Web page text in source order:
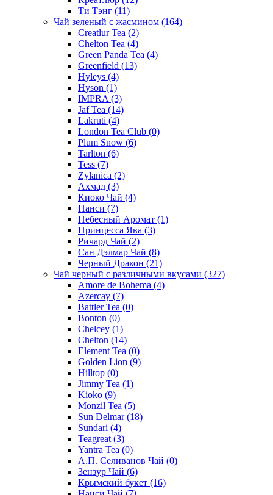
Ти Тэнг (11)
Чай зеленый с жасмином (164)
Creatlur Tea (2)
Chelton Tea (4)
Green Panda Tea (4)
Greenfield (13)
Hyleys (4)
Hyson (1)
IMPRA (3)
Jaf Tea (14)
Lakruti (4)
London Tea Club (0)
Plum Snow (6)
Tarlton (6)
Tess (7)
Zylanica (2)
Ахмад (3)
Киоко Чай (4)
Нанси (7)
Небесный Аромат (1)
Принцесса Ява (3)
Ричард Чай (2)
Сан Дэлмар Чай (8)
Черный Дракон (21)
Чай черный с различными вкусами (327)
Amore de Bohema (4)
Azercay (7)
Battler Tea (0)
Bonton (0)
Chelcey (1)
Chelton (14)
Element Tea (0)
Golden Lion (9)
Hilltop (0)
Jimmy Tea (1)
Kioko (9)
Monzil Tea (5)
Sun Delmar(18)
Sundari (4)
Teagreat (3)
Yantra Tea (0)
А.П. Селиванов Чай (0)
Зензур Чай (6)
Крымский букет (16)